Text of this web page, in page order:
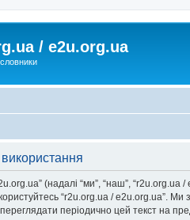
/ e2u.org.ua
словники
(надалі “ми”, “наш”,
“r2u.org.ua / e2u.org.ua”.
періодично цей текст на